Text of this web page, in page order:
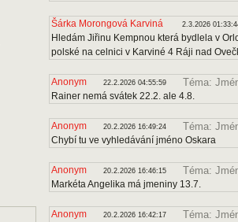
Šárka Morongová Karviná 2.3.2026
Hledám Jiřinu Kempnou která bydlela v
polské na celnici v Karviné 4 Ráji nad
Anonym 22.2.2026 04:55:59 Téma:
Rainer nemá svátek 22.2. ale 4.8.
Anonym 20.2.2026 16:49:24 Téma:
Chybí tu ve vyhledávání jméno Oskara
Anonym 20.2.2026 16:46:15 Téma:
Markéta Angelika má jmeniny 13.7.
Anonym 20.2.2026 16:42:17 Téma: